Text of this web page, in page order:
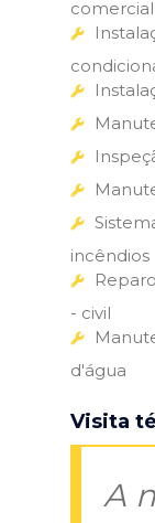
comercial
incêndios
- civil
d'água
Visita
A